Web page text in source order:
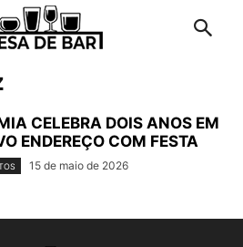
CELEBRA DOIS ANOS EM
ENDEREÇO COM FESTA
15 de maio de 2026